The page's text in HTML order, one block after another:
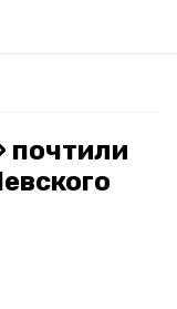
почтили